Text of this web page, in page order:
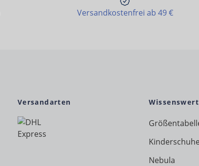
Versandkostenfrei ab 49 €
Versandarten
Nebula